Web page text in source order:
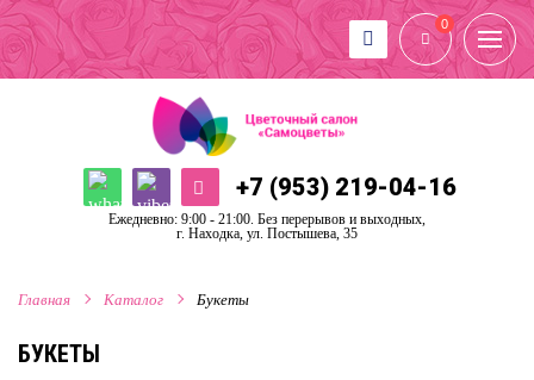
+7 (953) 219-04-16
Ежедневно: 9:00 - 21:00. Без перерывов и выходных,
г. Находка, ул. Постышева, 35
0
Главная Каталог Букеты
БУКЕТЫ